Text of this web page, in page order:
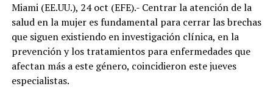
Miami (EE.UU.), 24 oct (EFE).- Centrar la atención de la
salud en la mujer es fundamental para cerrar las brechas
que siguen existiendo en investigación clínica, en la
prevención y los tratamientos para enfermedades que
afectan más a este género, coincidieron este jueves
especialistas.